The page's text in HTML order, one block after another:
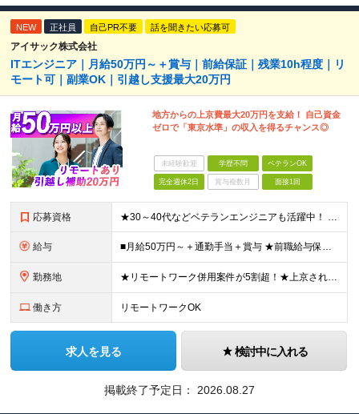
NEW 正社員 自己PR不要 話を聞きたい応募可
アイサック株式会社
ITエンジニア｜月給50万円～＋賞与｜前給保証｜残業10h程度｜リ
モート可｜副業OK｜引越し支援最大20万円
地方からの上京費最大20万円を支給！ 自己資金
ゼロで「東京水準」の収入を得るチャンス◎
未経験歓迎 学歴不問 ベテランOK
完全週休2日 賞与複数月 面接1回
応募資格 ★30～40代などベテランエンジニアも活躍中！ ■システム開発プロジェクトにおける実務経験をお持ちの方 (工程、言語、経験年数不問) ■学歴不問 ≪こんな方はぜひご応募ください≫ □地方から上京し
給与 ■月給50万円～＋通勤手当＋賞与 ★前職給与保証！社内副業でさらに収入アップも可能です◎ ◎あなたのご経験を最大限に評価し、優遇します ◎資格取得支援制度あり ◎残業は少なめですが、もし45時間を
勤務地 ★リモートワーク併用案件が5割超！★上京される方は引越し費用最高20万円支給！ 田町、高田馬場、浜松町など東京都内のプロジェクト先または在宅勤務 ■転勤なし＆UIターン歓迎 ■本社への出勤義務なし
働き方 リモートワークOK
求人を見る 検討中に入れる
掲載終了予定日： 2026.08.27